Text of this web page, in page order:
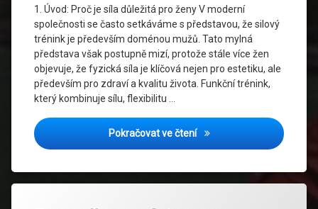
1. Úvod: Proč je síla důležitá pro ženy V moderní
společnosti se často setkáváme s představou, že silový
trénink je především doménou mužů. Tato mylná
představa však postupně mizí, protože stále více žen
objevuje, že fyzická síla je klíčová nejen pro estetiku, ale
především pro zdraví a kvalitu života. Funkční trénink,
který kombinuje sílu, flexibilitu …
Pokračovat ve čteníSíla pro každou ženu: Jak
ženy
středně
staré a
starší
ženy
Ženské
zdraví